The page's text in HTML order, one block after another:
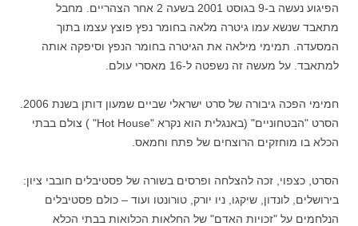
הפיגוע נעשה ב-9 בגוסט 2001 בשעה 2 אחר הצהריים. מחבל
מתאבד שנשא עמו גיטרה מלאה בחומר נפץ פוצץ עצמו בתוך
המסעדה. תמימי מילאה את הגיטרה בחומר הנפץ וסיפקה אותה
למתאבד. על מעשה זה נשפטה ל-16 מאסרי עולם.
הסרט "הבטחוניים" (באנגלית הוא נקרא "Hot House" ) צולם בבתי
הכלא בו מוחזקים הרוצחים של פתח וחמאס.
הסרט, כצפוי, זכה להצלחה ופרסים בשורה של פסטיבלים חובבי ציון:
בירושלים, לונדון, שיקגו, ניו יורק, טורונטו ועוד – כולם פסטיבלים
הנלחמים על "זכויות האדם" של החלאות הכלואות בבתי הכלא